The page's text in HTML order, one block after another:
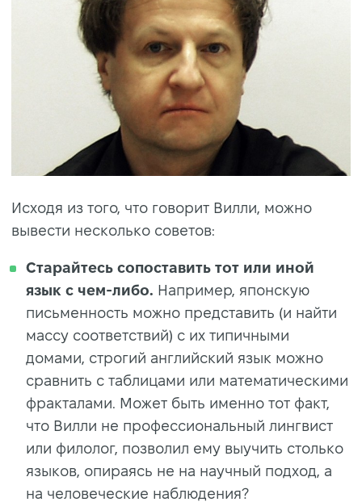
Исходя из того, что говорит Вилли, можно
вывести несколько советов:
Старайтесь сопоставить тот или иной
язык с чем-либо. Например, японскую
письменность можно представить (и найти
массу соответствий) с их типичными
домами, строгий английский язык можно
сравнить с таблицами или математическими
фракталами. Может быть именно тот факт,
что Вилли не профессиональный лингвист
или филолог, позволил ему выучить столько
языков, опираясь не на научный подход, а
на человеческие наблюдения?